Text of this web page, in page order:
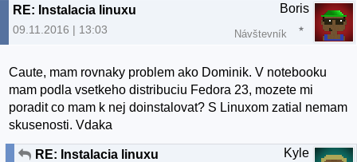
RE: Instalacia linuxu
09.11.2016 | 13:03
Boris
Návštevník
Caute, mam rovnaky problem ako Dominik. V notebooku
mam podla vsetkeho distribuciu Fedora 23, mozete mi
poradit co mam k nej doinstalovat? S Linuxom zatial nemam
skusenosti. Vdaka
RE: Instalacia linuxu Kyle